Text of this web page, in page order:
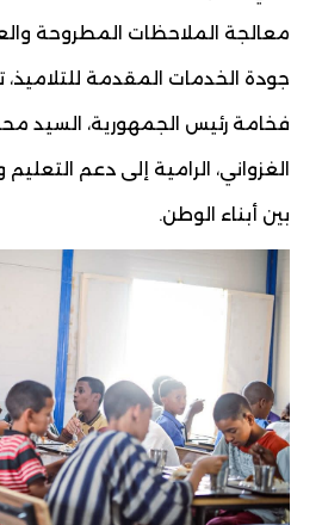
معالجة الملاحظات المطروحة
جودة الخدمات المقدمة للتلاميذ،
فخامة رئيس الجمهورية، السيد
الغزواني، الرامية إلى دعم
بين أبناء الوطن.